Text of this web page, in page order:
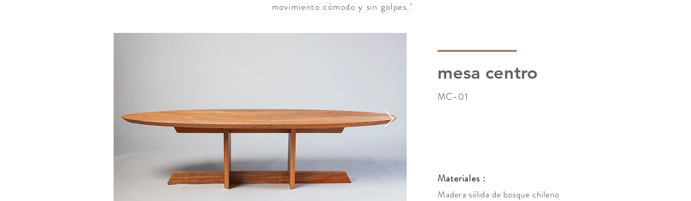
movimiento cómodo y sin golpes."
mesa centro
MC-01
Materiales :
Madera sólida de bosque chileno